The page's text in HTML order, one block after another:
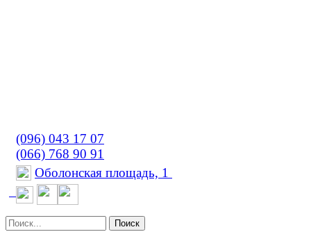
(096) 043 17 07
(066) 768 90 91
Оболонская площадь, 1
Поиск